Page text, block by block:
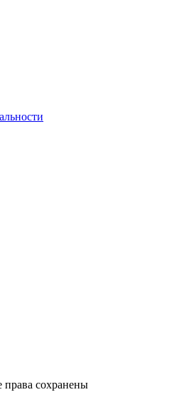
права сохранены